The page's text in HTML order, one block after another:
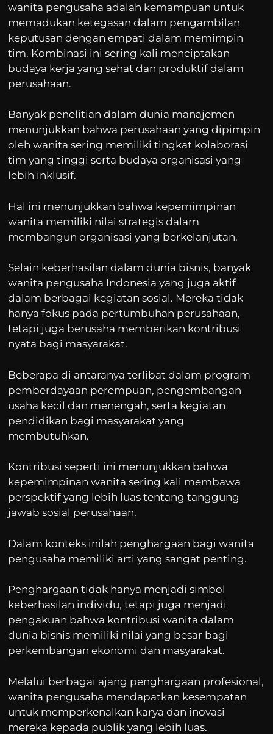
wanita pengusaha adalah kemampuan untuk
memadukan ketegasan dalam pengambilan
keputusan dengan empati dalam memimpin
tim. Kombinasi ini sering kali menciptakan
budaya kerja yang sehat dan produktif dalam
perusahaan.
Banyak penelitian dalam dunia manajemen
menunjukkan bahwa perusahaan yang dipimpin
oleh wanita sering memiliki tingkat kolaborasi
tim yang tinggi serta budaya organisasi yang
lebih inklusif.
Hal ini menunjukkan bahwa kepemimpinan
wanita memiliki nilai strategis dalam
membangun organisasi yang berkelanjutan.
Selain keberhasilan dalam dunia bisnis, banyak
wanita pengusaha Indonesia yang juga aktif
dalam berbagai kegiatan sosial. Mereka tidak
hanya fokus pada pertumbuhan perusahaan,
tetapi juga berusaha memberikan kontribusi
nyata bagi masyarakat.
Beberapa di antaranya terlibat dalam program
pemberdayaan perempuan, pengembangan
usaha kecil dan menengah, serta kegiatan
pendidikan bagi masyarakat yang
membutuhkan.
Kontribusi seperti ini menunjukkan bahwa
kepemimpinan wanita sering kali membawa
perspektif yang lebih luas tentang tanggung
jawab sosial perusahaan.
Dalam konteks inilah penghargaan bagi wanita
pengusaha memiliki arti yang sangat penting.
Penghargaan tidak hanya menjadi simbol
keberhasilan individu, tetapi juga menjadi
pengakuan bahwa kontribusi wanita dalam
dunia bisnis memiliki nilai yang besar bagi
perkembangan ekonomi dan masyarakat.
Melalui berbagai ajang penghargaan profesional,
wanita pengusaha mendapatkan kesempatan
untuk memperkenalkan karya dan inovasi
mereka kepada publik yang lebih luas.